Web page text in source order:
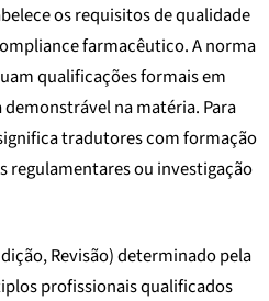
os requisitos de qualidade
farmacêutico. A norma
qualificações formais em
na matéria. Para
tradutores com formação
regulamentares ou investigação
Revisão) determinado pela
profissionais qualificados